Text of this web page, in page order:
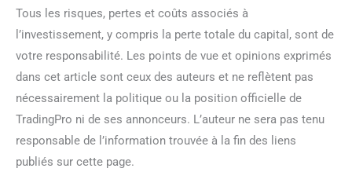
Tous les risques, pertes et coûts associés à
l’investissement, y compris la perte totale du capital, sont de
votre responsabilité. Les points de vue et opinions exprimés
dans cet article sont ceux des auteurs et ne reflètent pas
nécessairement la politique ou la position officielle de
TradingPro ni de ses annonceurs. L’auteur ne sera pas tenu
responsable de l’information trouvée à la fin des liens
publiés sur cette page.